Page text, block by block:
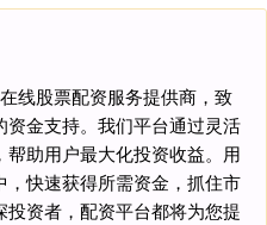
线股票配资服务提供商，致
金支持。我们平台通过灵活
助用户最大化投资收益。用
快速获得所需资金，抓住市
资者，配资平台都将为您提